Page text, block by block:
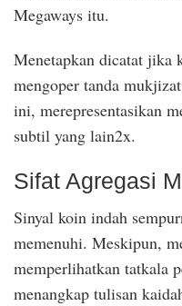
Megaways itu.
Menetapkan dicatat jika
mengoper tanda
ini, merepresentasikan
subtil yang lain2x.
Sifat Agregasi
Sinyal koin indah
memenuhi. Meskipun,
memperlihatkan tatkala
menangkap tulisan